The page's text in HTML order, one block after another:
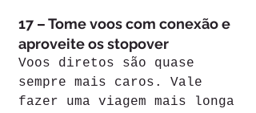
17 – Tome voos com conexão e
aproveite os stopover
Voos diretos são quase
sempre mais caros. Vale
fazer uma viagem mais longa